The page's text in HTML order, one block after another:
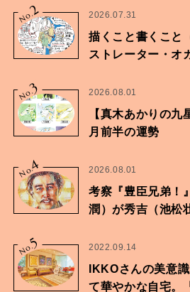
No.2 2026.07.31
描くこと書くこと
ストレーター・オ
No.
3 2026.08.01
【真木あかりの
月前半の運勢
No.
4 2026.08.01
考察『豊臣兄弟！
潤）が秀吉（池松
No.
5 2022.09.14
IKKOさんの美意
て華やかな自宅。